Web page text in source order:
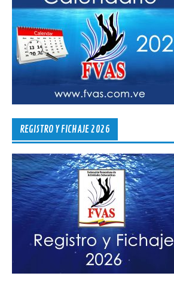
REGISTRO Y FICHAJE 2026